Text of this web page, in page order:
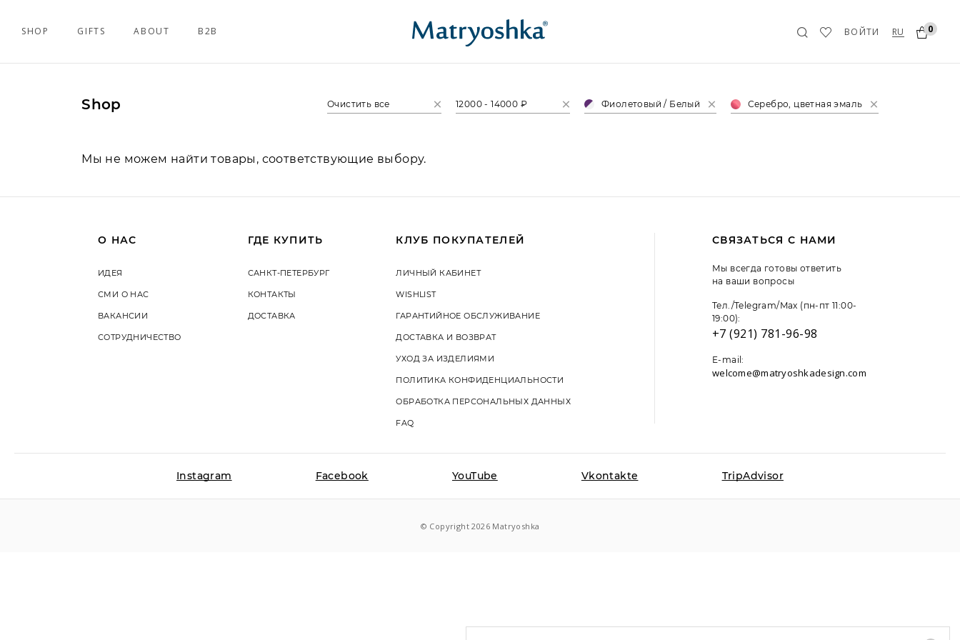
SHOP GIFTS ABOUT B2B ВОЙТИ RU 0
Shop Очистить все 12000 - 14000 ₽ Фиолетовый / Белый Серебро, цветная эмаль
Мы не можем найти товары, соответствующие выбору.
О НАС
ИДЕЯ
СМИ О НАС
ВАКАНСИИ
СОТРУДНИЧЕСТВО
ГДЕ КУПИТЬ
САНКТ-ПЕТЕРБУРГ
КОНТАКТЫ
ДОСТАВКА
КЛУБ ПОКУПАТЕЛЕЙ
ЛИЧНЫЙ КАБИНЕТ
WISHLIST
ГАРАНТИЙНОЕ ОБСЛУЖИВАНИЕ
ДОСТАВКА И ВОЗВРАТ
УХОД ЗА ИЗДЕЛИЯМИ
ПОЛИТИКА КОНФИДЕНЦИАЛЬНОСТИ
ОБРАБОТКА ПЕРСОНАЛЬНЫХ ДАННЫХ
FAQ
СВЯЗАТЬСЯ С НАМИ
Мы всегда готовы ответить
на ваши вопросы
Тел./Telegram/Max (пн-пт 11:00-
19:00):
+7 (921) 781-96-98
E-mail:
welcome@matryoshkadesign.com
Vkontakte
Facebook
Instagram YouTube TripAdvisor
© Copyright 2026 Matryoshka